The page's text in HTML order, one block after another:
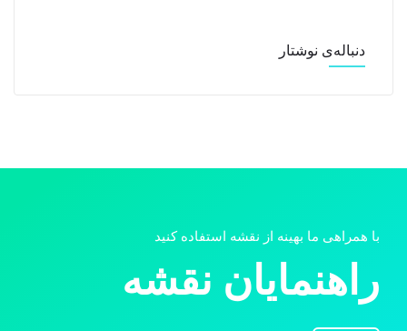
دنباله‌ی نوشتار
با همراهی ما بهینه از نقشه استفاده کنید
راهنمایان نقشه